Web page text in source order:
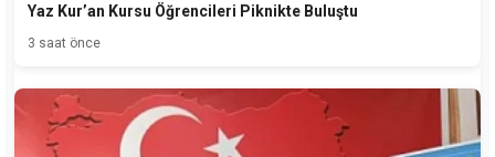
Yaz Kur’an Kursu Öğrencileri Piknikte Buluştu
3 saat önce